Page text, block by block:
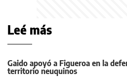
Leé más
Gaido apoyó a Figueroa en la
territorio neuquinos